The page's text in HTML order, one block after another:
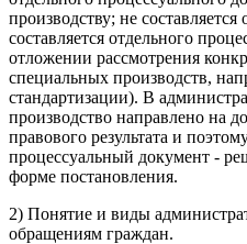
производству; не
составляется отдельного
отложении рассмотрения
специальных производств,
стандартизации). В
производство направлено на
правового результата и
процессуальный документ -
форме постановления.
2) Понятие и виды
обращениям граждан.